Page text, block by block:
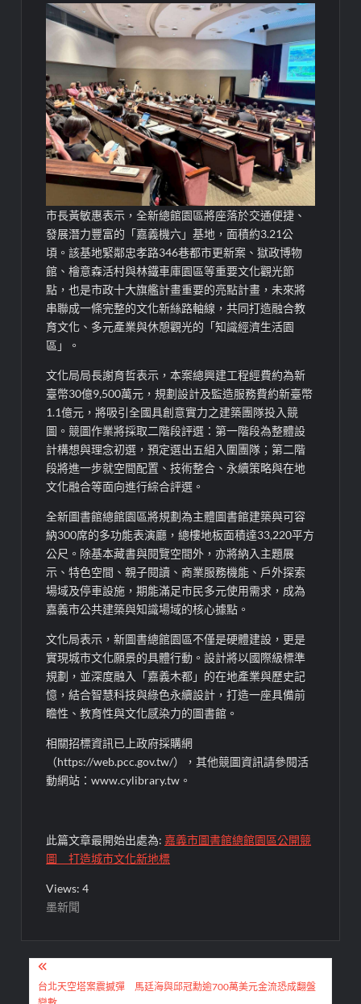
市長黃敏惠表示，全新總館園區將座落於交通便捷、
發展潛力豐富的「嘉義機六」基地，面積約3.21公
頃。該基地緊鄰忠孝路346巷都市更新案、獄政博物
館、檜意森活村與林鐵車庫園區等重要文化觀光節
點，也是市政十大旗艦計畫重要的亮點計畫，未來將
串聯成一條完整的文化新絲路軸線，共同打造融合教
育文化、多元產業與休憩觀光的「知識經濟生活園
區」。
文化局局長謝育哲表示，本案總興建工程經費約為新
臺幣30億9,500萬元，規劃設計及監造服務費約新臺幣
1.1億元，將吸引全國具創意實力之建築團隊投入競
圖。競圖作業將採取二階段評選：第一階段為整體設
計構想與理念初選，預定選出五組入圍團隊；第二階
段將進一步就空間配置、技術整合、永續策略與在地
文化融合等面向進行綜合評選。
全新圖書館總館園區將規劃為主體圖書館建築與可容
納300席的多功能表演廳，總樓地板面積達33,220平方
公尺。除基本藏書與閱覽空間外，亦將納入主題展
示、特色空間、親子閱讀、商業服務機能、戶外探索
場域及停車設施，期能滿足市民多元使用需求，成為
嘉義市公共建築與知識場域的核心據點。
文化局表示，新圖書總館園區不僅是硬體建設，更是
實現城市文化願景的具體行動。設計將以國際級標準
規劃，並深度融入「嘉義木都」的在地產業與歷史記
憶，結合智慧科技與綠色永續設計，打造一座具備前
瞻性、教育性與文化感染力的圖書館。
相關招標資訊已上政府採購網
（https://web.pcc.gov.tw/），其他競圖資訊請參閱活
動網站：www.cylibrary.tw。
此篇文章最開始出處為: 嘉義市圖書館總館園區公開競
圖 打造城市文化新地標
Views: 4
墨新聞
文台北天空塔案震撼彈 馬廷海與邱冠勳逾700萬美元金流恐成翻盤